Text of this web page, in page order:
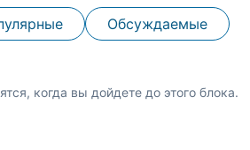
Обсуждаемые
когда вы дойдете до этого блока.